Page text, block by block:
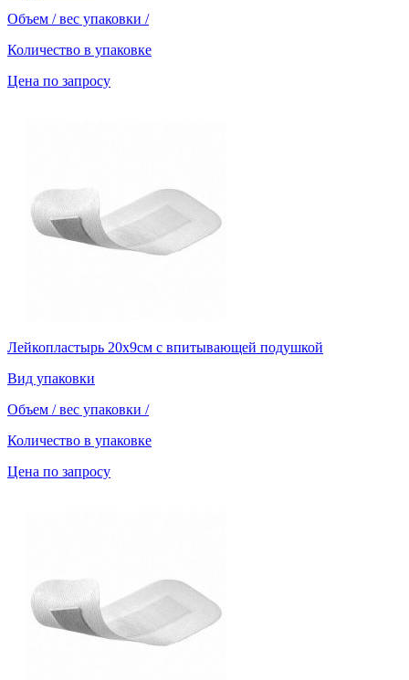
Объем / вес упаковки /
Количество в упаковке
Цена по запросу
Лейкопластырь 20х9см с впитывающей подушкой
Вид упаковки
Объем / вес упаковки /
Количество в упаковке
Цена по запросу